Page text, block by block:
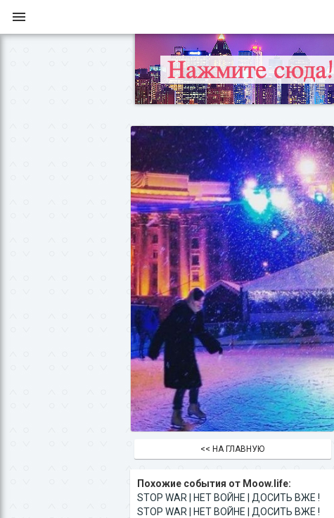
<< НА ГЛАВНУЮ
Похожие события от Moow.life:
STOP WAR | НЕТ ВОЙНЕ | ДОСИТЬ ВЖЕ !
STOP WAR | НЕТ ВОЙНЕ | ДОСИТЬ ВЖЕ !